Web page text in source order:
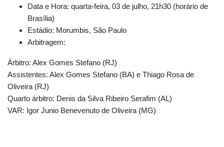
Data e Hora: quarta-feira, 03 de julho, 21h30 (horário de
Brasília)
Estádio: Morumbis, São Paulo
Arbitragem:
Árbitro: Alex Gomes Stefano (RJ)
Assistentes: Alex Gomes Stefano (BA) e Thiago Rosa de
Oliveira (RJ)
Quarto árbitro: Denis da Silva Ribeiro Serafim (AL)
VAR: Igor Junio Benevenuto de Oliveira (MG)